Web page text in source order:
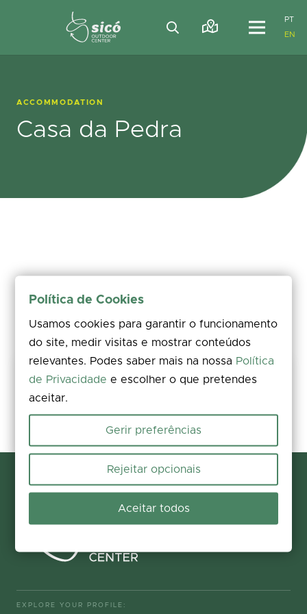
PT
EN
ACCOMMODATION
Casa da Pedra
Share your experience
Rate, leave a comment, and add photos. Your feedback improves the
EXPLORE YOUR PROFILE:
Política de Cookies
Usamos cookies para garantir o funcionamento
do site, medir visitas e mostrar conteúdos
relevantes. Podes saber mais na nossa Política
de Privacidade e escolher o que pretendes
aceitar.
Gerir preferências
Rejeitar opcionais
Aceitar todos